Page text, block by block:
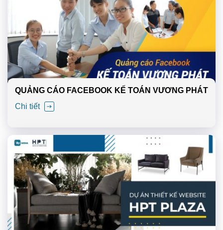
QUẢNG CÁO FACEBOOK KẾ TOÁN VƯƠNG PHÁT
Chi tiết